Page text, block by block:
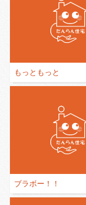
もっともっと
ブラボー！！